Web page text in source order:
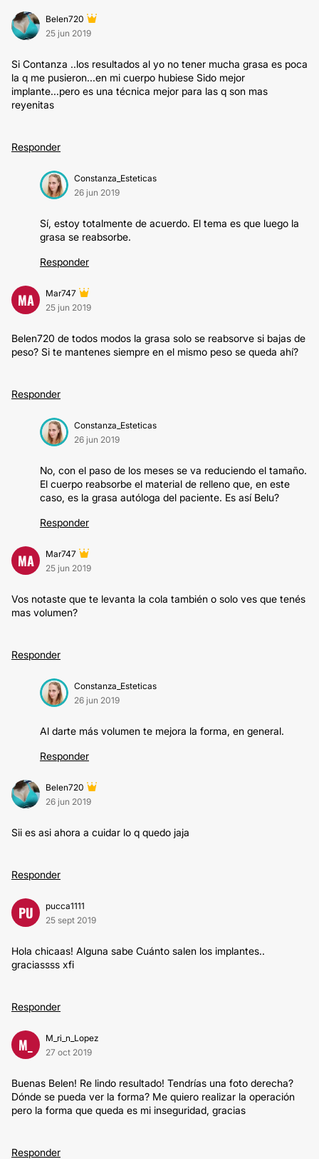
Belen720
25 jun 2019
Si Contanza ..los resultados al yo no tener mucha grasa es poca
la q me pusieron...en mi cuerpo hubiese Sido mejor
implante...pero es una técnica mejor para las q son mas
reyenitas
Responder
Constanza_Esteticas
26 jun 2019
Sí, estoy totalmente de acuerdo. El tema es que luego la
grasa se reabsorbe.
Responder
MA
Mar747
25 jun 2019
Belen720 de todos modos la grasa solo se reabsorve si bajas de
peso? Si te mantenes siempre en el mismo peso se queda ahí?
Responder
Constanza_Esteticas
26 jun 2019
No, con el paso de los meses se va reduciendo el tamaño.
El cuerpo reabsorbe el material de relleno que, en este
caso, es la grasa autóloga del paciente. Es así Belu?
Responder
MA
Mar747
25 jun 2019
Vos notaste que te levanta la cola también o solo ves que tenés
mas volumen?
Responder
Constanza_Esteticas
26 jun 2019
Al darte más volumen te mejora la forma, en general.
Responder
Belen720
26 jun 2019
Sii es asi ahora a cuidar lo q quedo jaja
Responder
PU
pucca1111
25 sept 2019
Hola chicaas! Alguna sabe Cuánto salen los implantes..
graciassss xfi
Responder
M_
M_ri_n_Lopez
27 oct 2019
Buenas Belen! Re lindo resultado! Tendrías una foto derecha?
Dónde se pueda ver la forma? Me quiero realizar la operación
pero la forma que queda es mi inseguridad, gracias
Responder